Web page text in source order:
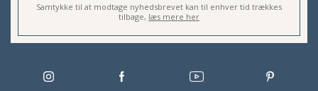
Samtykke til at modtage nyhedsbrevet kan til enhver tid trækkes
tilbage, læs mere her